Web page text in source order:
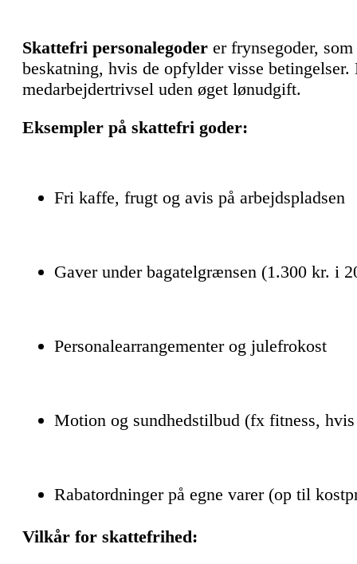
Skattefri personalegoder er frynsegoder,
beskatning, hvis de opfylder visse
medarbejdertrivsel uden øget lønudgift.
Eksempler på skattefri goder:
Fri kaffe, frugt og avis på arbejdspladsen
Gaver under bagatelgrænsen (1.300 kr. i
Personalearrangementer og julefrokost
Motion og sundhedstilbud (fx fitness,
Rabatordninger på egne varer (op til
Vilkår for skattefrihed: